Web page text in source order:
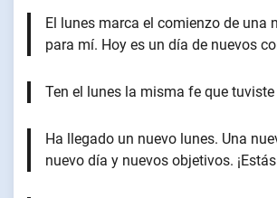
El lunes marca el comienzo de una
para mí. Hoy es un día de nuevos
Ten el lunes la misma fe que
Ha llegado un nuevo lunes. Una
nuevo día y nuevos objetivos.